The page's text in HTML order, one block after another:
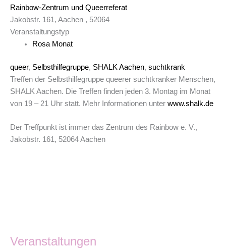
Rainbow-Zentrum und Queerreferat
Jakobstr. 161, Aachen , 52064
Veranstaltungstyp
Rosa Monat
queer, Selbsthilfegruppe, SHALK Aachen, suchtkrank
Treffen der Selbsthilfegruppe queerer suchtkranker Menschen,
SHALK Aachen. Die Treffen finden jeden 3. Montag im Monat
von 19 – 21 Uhr statt. Mehr Informationen unter www.shalk.de
Der Treffpunkt ist immer das Zentrum des Rainbow e. V.,
Jakobstr. 161, 52064 Aachen
Veranstaltungen